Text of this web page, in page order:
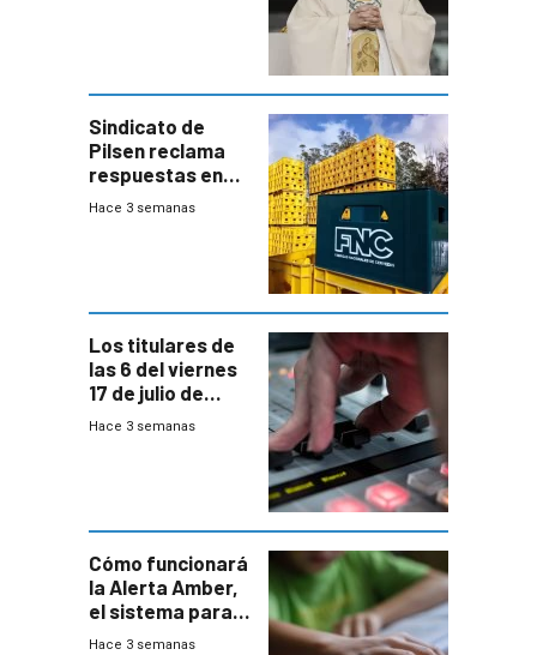
Sindicato de
Pilsen reclama
respuestas en
medio de
Hace 3 semanas
Los titulares de
las 6 del viernes
17 de julio de
2026
Hace 3 semanas
Cómo funcionará
la Alerta Amber,
el sistema para
la búsqueda
Hace 3 semanas